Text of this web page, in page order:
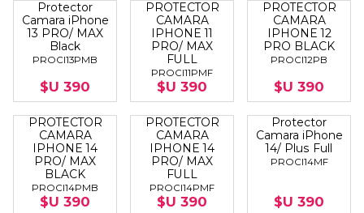
Protector
Camara iPhone
13 PRO/ MAX
Black
PROCI13PMB
$U 390
PROTECTOR
CAMARA
IPHONE 11
PRO/ MAX
FULL
PROCI11PMF
$U 390
PROTECTOR
CAMARA
IPHONE 12
PRO BLACK
PROCI12PB
$U 390
PROTECTOR
CAMARA
IPHONE 14
PRO/ MAX
BLACK
PROCI14PMB
$U 390
PROTECTOR
CAMARA
IPHONE 14
PRO/ MAX
FULL
PROCI14PMF
$U 390
Protector
Camara iPhone
14/ Plus Full
PROCI14MF
$U 390